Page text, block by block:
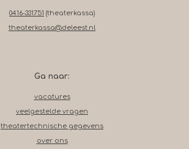
0416-331751 (theaterkassa)
theaterkassa@deleest.nl
Ga naar:
vacatures
veelgestelde vragen
theatertechnische gegevens
over ons